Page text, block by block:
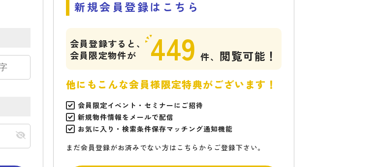
新規会員登録はこちら
会員登録すると、
会員限定物件が
449 件、 閲覧可能！
他にもこんな会員様限定特典がございます！
会員限定イベント・セミナーにご招待
新規物件情報をメールで配信
お気に入り・検索条件保存マッチング通知機能
まだ会員登録がお済みでない方はこちらからご登録下さい。